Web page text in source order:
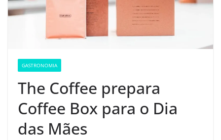
GASTRONOMIA
The Coffee prepara
Coffee Box para o Dia
das Mães